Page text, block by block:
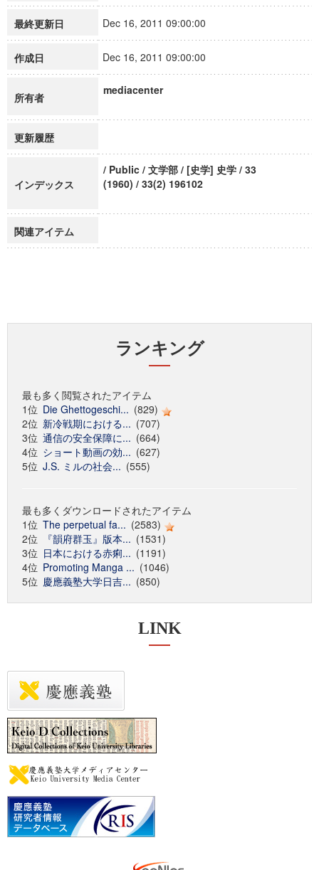
最終更新日 Dec 16, 2011 09:00:00
作成日 Dec 16, 2011 09:00:00
所有者
mediacenter
更新履歴
インデックス
/ Public / 文学部 / [史学] 史学 / 33
(1960) / 33(2) 196102
関連アイテム
ランキング
最も多く閲覧されたアイテム
1位 Die Ghettogeschi... (829)
2位 新冷戦期における... (707)
3位 通信の安全保障に... (664)
4位 ショート動画の効... (627)
5位 J.S. ミルの社会... (555)
最も多くダウンロードされたアイテム
1位 The perpetual fa... (2583)
2位
『韻府群玉』版本... (1531)
3位 日本における赤痢... (1191)
4位 Promoting Manga ... (1046)
5位 慶應義塾大学日吉... (850)
LINK